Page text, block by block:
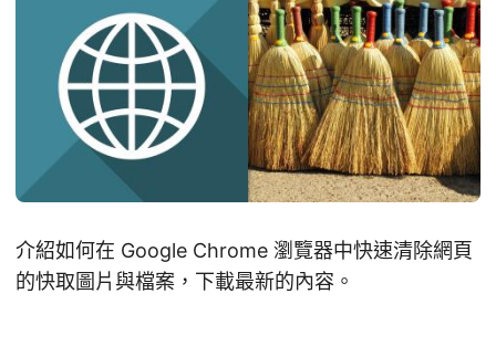
介紹如何在 Google Chrome 瀏覽器中快速清除網頁
的快取圖片與檔案，下載最新的內容。